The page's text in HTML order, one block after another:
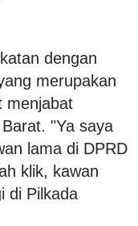
dengan
merupakan
menjabat
"Ya saya
lama di DPRD
klik, kawan
di Pilkada